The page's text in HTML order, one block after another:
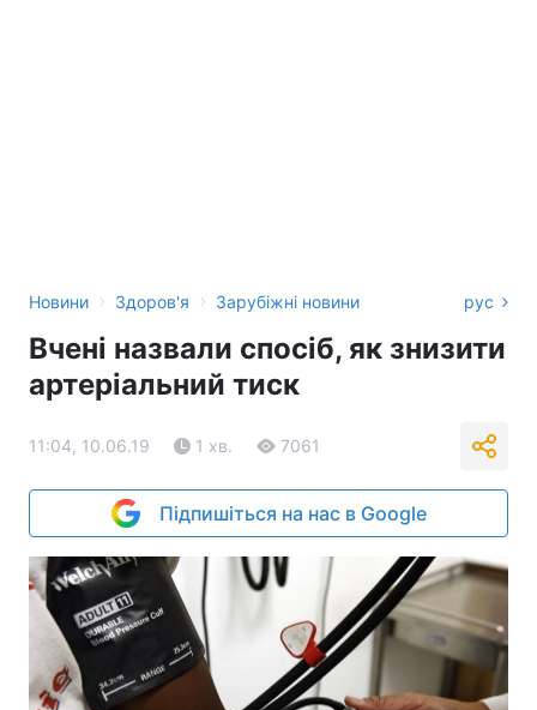
Новини › Здоров'я › Зарубіжні новини рус
Вчені назвали спосіб, як знизити
артеріальний тиск
11:04, 10.06.19 1 хв. 7061
Підпишіться на нас в Google